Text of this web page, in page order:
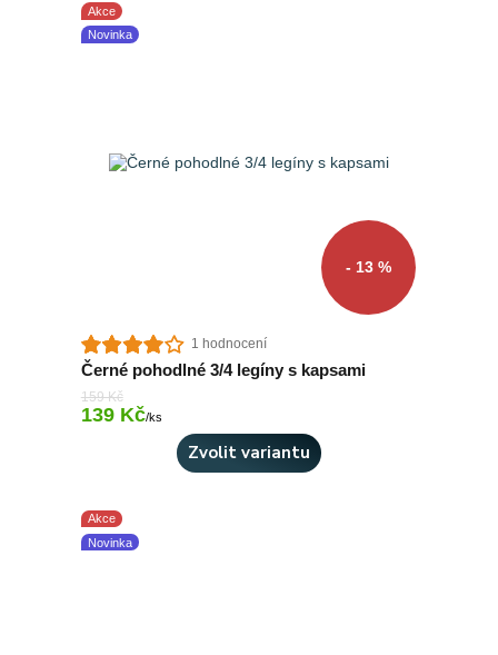
Akce
Novinka
- 13 %
1 hodnocení
Černé pohodlné 3/4 legíny s kapsami
159 Kč
139 Kč/ks
Zvolit variantu
Akce
Novinka